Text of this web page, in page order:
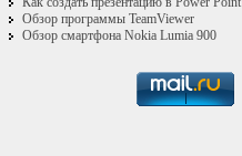
Обзор программы TeamViewer
Обзор смартфона Nokia Lumia 900